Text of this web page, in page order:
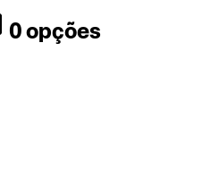
0 opções